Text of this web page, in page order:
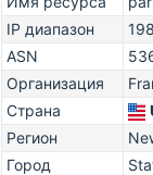
IP диапазон
ASN
Организация
Страна
Регион
Город